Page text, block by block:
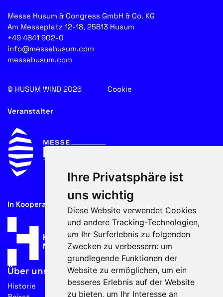
Ihre Privatsphäre ist
uns wichtig
Diese Website verwendet Cookies
und andere Tracking-Technologien,
um Ihr Surferlebnis zu folgenden
Zwecken zu verbessern: um
grundlegende Funktionen der
Website zu ermöglichen, um ein
besseres Erlebnis auf der Website
zu bieten, um Ihr Interesse an
Messe Husum & Congress GmbH & Co. KG
Am Messeplatz 12-18, 25813 Husum
+49 4841 902-0
info@messehusum.com
messehusum.com
© HUSUM WIND 2026 Cookie
Veranstalter
In Kooperation mit
Über uns
Historie